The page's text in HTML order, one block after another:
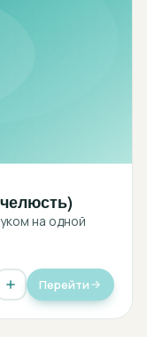
на одной
Перейти